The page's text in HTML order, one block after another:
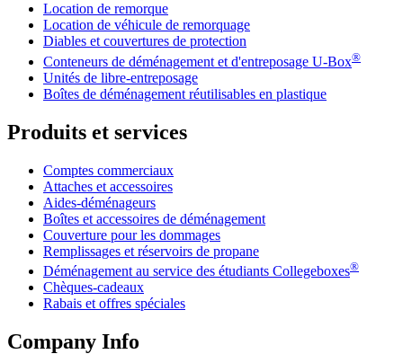
Location de remorque
Location de véhicule de remorquage
Diables et couvertures de protection
Conteneurs de déménagement et d'entreposage U-Box®
Unités de libre-entreposage
Boîtes de déménagement réutilisables en plastique
Produits et services
Comptes commerciaux
Attaches et accessoires
Aides-déménageurs
Boîtes et accessoires de déménagement
Couverture pour les dommages
Remplissages et réservoirs de propane
Déménagement au service des étudiants Collegeboxes®
Chèques-cadeaux
Rabais et offres spéciales
Company Info